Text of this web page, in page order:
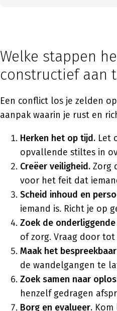
Welke stappen
constructief aan
Een conflict los je zelden
aanpak waarin je rust en
Herken het op tijd. Let
opvallende stiltes in
Creëer veiligheid. Zorg
voor het feit dat
Scheid inhoud en
iemand is. Richt je op
Zoek de
of zorg. Vraag door
Maak het
de wandelgangen te
Zoek samen naar
henzelf gedragen
Borg en evalueer.